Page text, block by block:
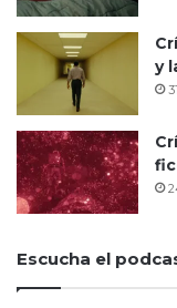
y
Escucha el